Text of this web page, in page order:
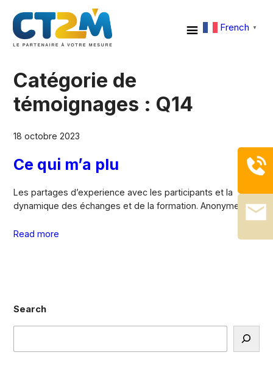
French ▼
Catégorie de
témoignages : Q14
18 octobre 2023
Ce qui m’a plu
Les partages d’experience avec les participants et la
dynamique des échanges et de la formation. Anonyme
Read more
Search